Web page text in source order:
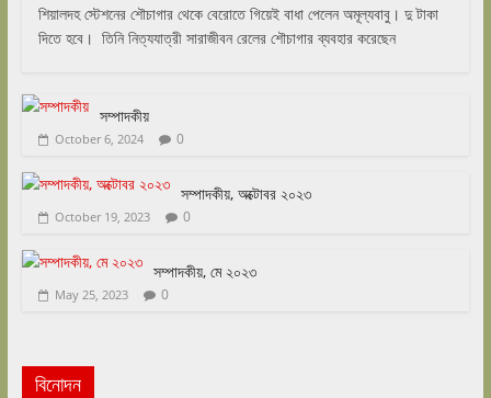
শিয়ালদহ স্টেশনের শৌচাগার থেকে বেরোতে গিয়েই বাধা পেলেন অমূল্যবাবু। দু টাকা
দিতে হবে। তিনি নিত্যযাত্রী সারাজীবন রেলের শৌচাগার ব্যবহার করেছেন
সম্পাদকীয়
October 6, 2024 0
সম্পাদকীয়, অক্টোবর ২০২৩
October 19, 2023 0
সম্পাদকীয়, মে ২০২৩
May 25, 2023 0
বিনোদন